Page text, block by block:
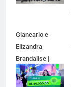
Giancarlo e
Elizandra
Brandalise |
Foto: Jeferson
B.Sobczack